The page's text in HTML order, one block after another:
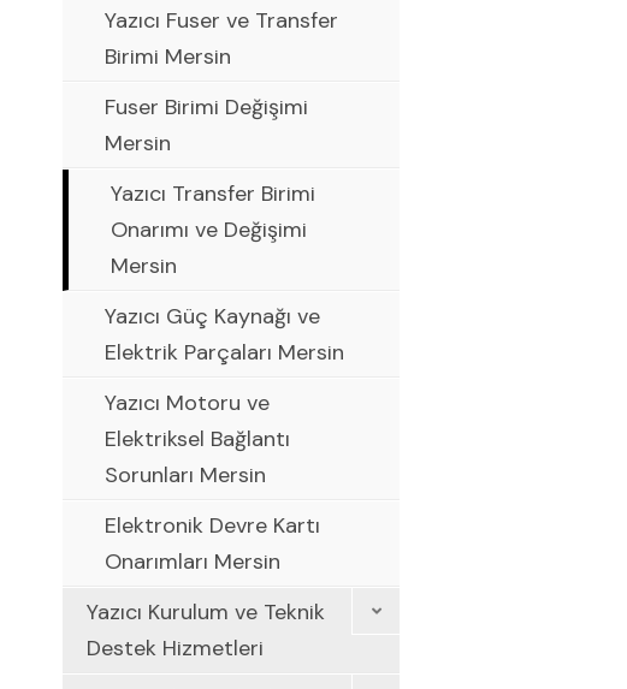
Yazıcı Fuser ve Transfer
Birimi Mersin
Fuser Birimi Değişimi
Mersin
Yazıcı Transfer Birimi
Onarımı ve Değişimi
Mersin
Yazıcı Güç Kaynağı ve
Elektrik Parçaları Mersin
Yazıcı Motoru ve
Elektriksel Bağlantı
Sorunları Mersin
Elektronik Devre Kartı
Onarımları Mersin
Yazıcı Kurulum ve Teknik
Destek Hizmetleri